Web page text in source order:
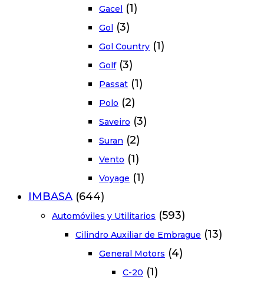
Gacel (1)
Gol (3)
Gol Country (1)
Golf (3)
Passat (1)
Polo (2)
Saveiro (3)
Suran (2)
Vento (1)
Voyage (1)
IMBASA (644)
Automóviles y Utilitarios (593)
Cilindro Auxiliar de Embrague (13)
General Motors (4)
C-20 (1)